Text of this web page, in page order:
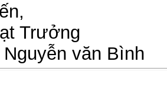
Trưởng
văn Bình